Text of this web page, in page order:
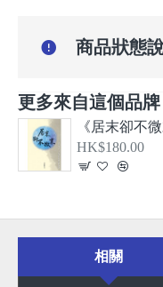
更多來自這個品牌
HK$180.00
商品狀態
相關